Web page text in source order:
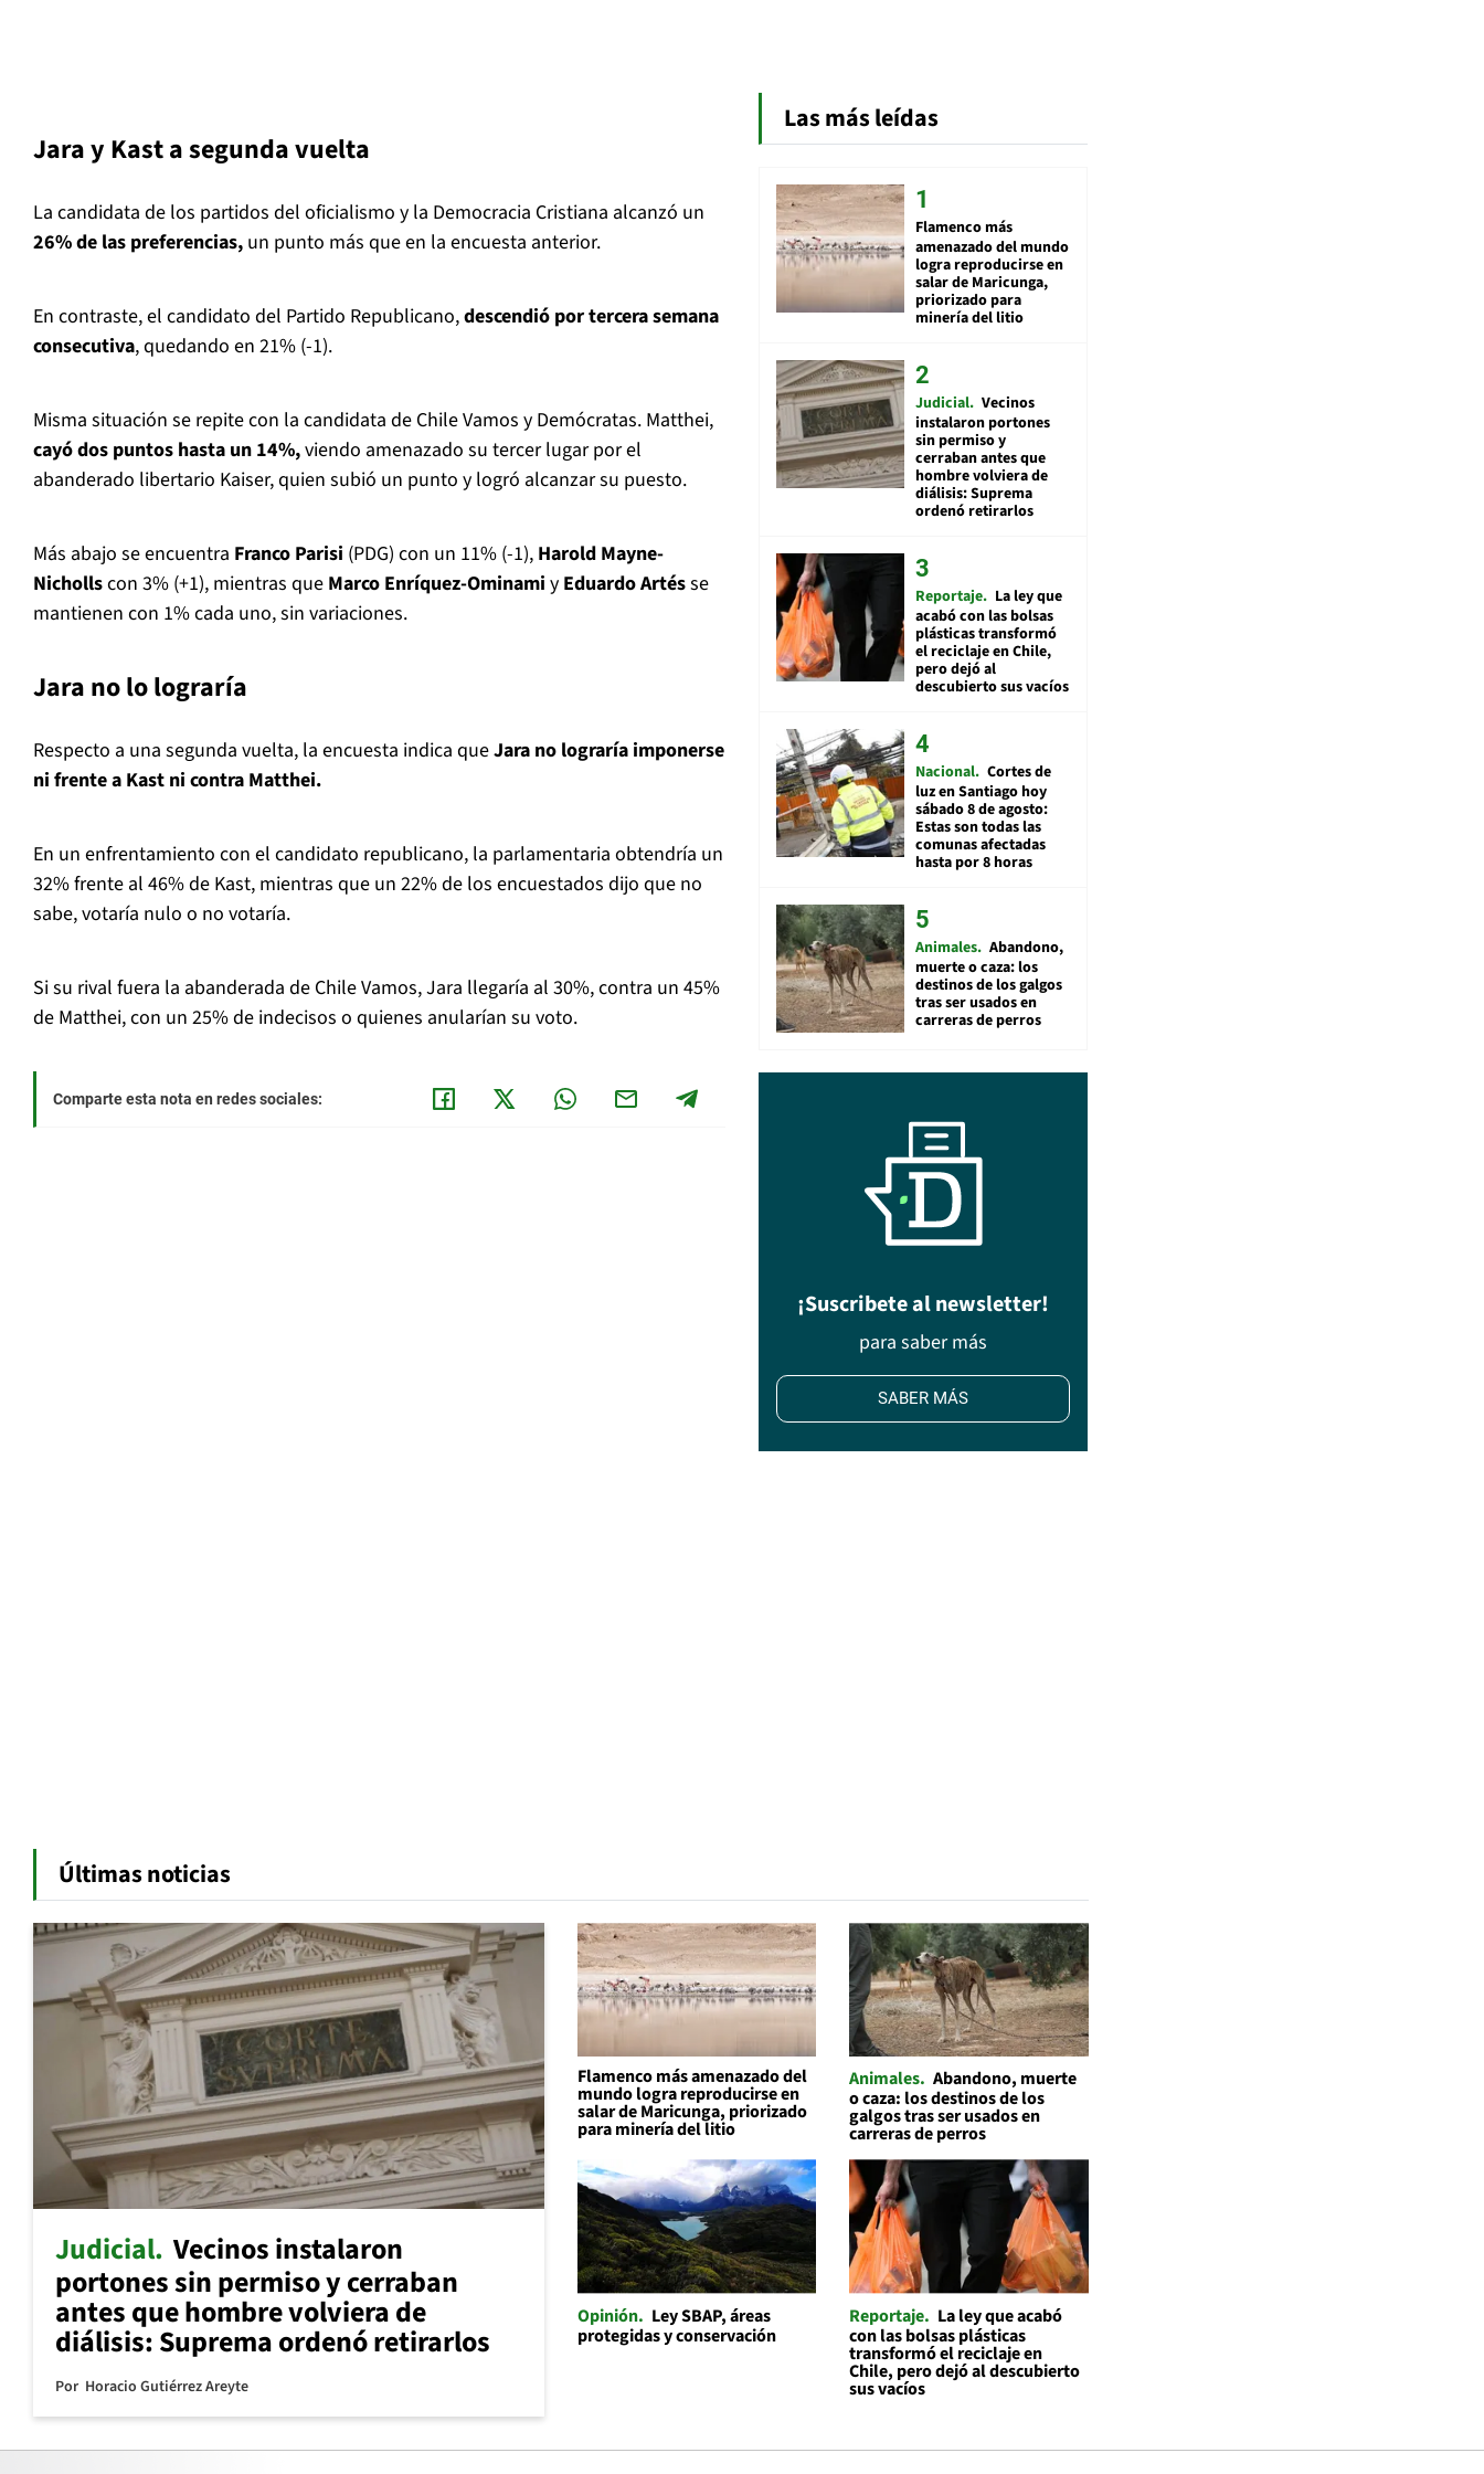
Jara y Kast a segunda vuelta
La candidata de los partidos del oficialismo y la Democracia Cristiana alcanzó un
26% de las preferencias, un punto más que en la encuesta anterior.
En contraste, el candidato del Partido Republicano,descendió por tercera semana
consecutiva, quedando en 21% (-1).
Misma situación se repite con la candidata de Chile Vamos y Demócratas. Matthei,
cayó dos puntos hasta un 14%,viendo amenazado su tercer lugar por el
abanderado libertario Kaiser, quien subió un punto y logró alcanzar su puesto.
Más abajo se encuentra Franco Parisi (PDG) con un 11% (-1), Harold Mayne-
Nichollscon 3% (+1), mientras que Marco Enríquez-Ominami y Eduardo Artésse
mantienen con 1% cada uno, sin variaciones.
Jara no lo lograría
Respecto a una segunda vuelta, la encuesta indica queJara no lograría imponerse
ni frente a Kast ni contra Matthei.
En un enfrentamiento con el candidato republicano, la parlamentaria obtendría un
32% frente al 46% de Kast, mientras que un 22% de los encuestados dijo que no
sabe, votaría nulo o no votaría.
Si su rival fuera la abanderada de Chile Vamos, Jara llegaría al 30%, contra un 45%
de Matthei, con un 25% de indecisos o quienes anularían su voto.
Comparte esta nota en redes sociales:
Las más leídas
Flamenco más
amenazado del mundo
logra reproducirse en
salar de Maricunga,
priorizado para
minería del litio
Judicial Vecinos
instalaron portones
sin permiso y
cerraban antes que
hombre volviera de
diálisis: Suprema
ordenó retirarlos
Reportaje La ley que
acabó con las bolsas
plásticas transformó
el reciclaje en Chile,
pero dejó al
descubierto sus vacíos
Nacional Cortes de
luz en Santiago hoy
sábado 8 de agosto:
Estas son todas las
comunas afectadas
hasta por 8 horas
Animales Abandono,
muerte o caza: los
destinos de los galgos
tras ser usados en
carreras de perros
¡Suscribete al newsletter!
para saber más
SABER MÁS
Últimas noticias
Judicial Vecinos instalaron
portones sin permiso y cerraban
antes que hombre volviera de
diálisis: Suprema ordenó retirarlos
Por Horacio Gutiérrez Areyte
Flamenco más amenazado del
mundo logra reproducirse en
salar de Maricunga, priorizado
para minería del litio
Animales Abandono, muerte
o caza: los destinos de los
galgos tras ser usados en
carreras de perros
Opinión
Ley SBAP, áreas
protegidas y conservación
Reportaje La ley que acabó
con las bolsas plásticas
transformó el reciclaje en
Chile, pero dejó al descubierto
sus vacíos